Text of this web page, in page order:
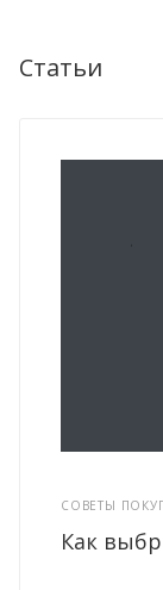
Статьи
СОВЕТЫ
Как